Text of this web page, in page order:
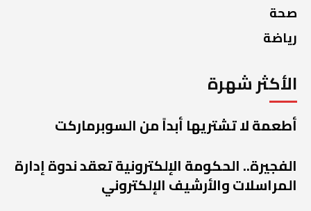
صحة
رياضة
الأكثر شهرة
أطعمة لا تشتريها أبداً من السوبرماركت
الفجيرة.. الحكومة الإلكترونية تعقد ندوة إدارة
المراسلات والأرشيف الإلكتروني